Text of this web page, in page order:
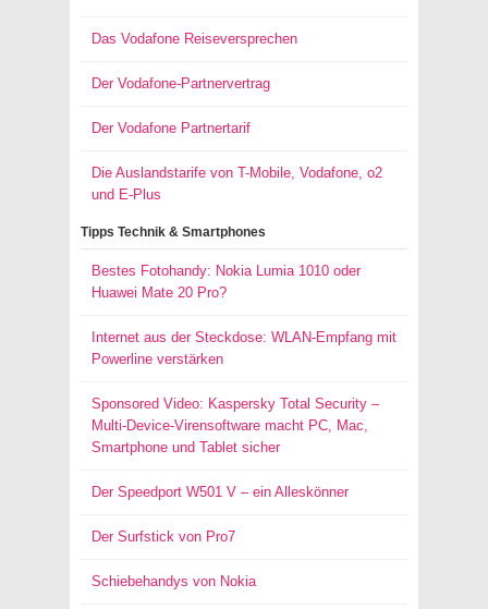
Das Vodafone Reiseversprechen
Der Vodafone-Partnervertrag
Der Vodafone Partnertarif
Die Auslandstarife von T-Mobile, Vodafone, o2
und E-Plus
Tipps Technik & Smartphones
Bestes Fotohandy: Nokia Lumia 1010 oder
Huawei Mate 20 Pro?
Internet aus der Steckdose: WLAN-Empfang mit
Powerline verstärken
Sponsored Video: Kaspersky Total Security –
Multi-Device-Virensoftware macht PC, Mac,
Smartphone und Tablet sicher
Der Speedport W501 V – ein Alleskönner
Der Surfstick von Pro7
Schiebehandys von Nokia